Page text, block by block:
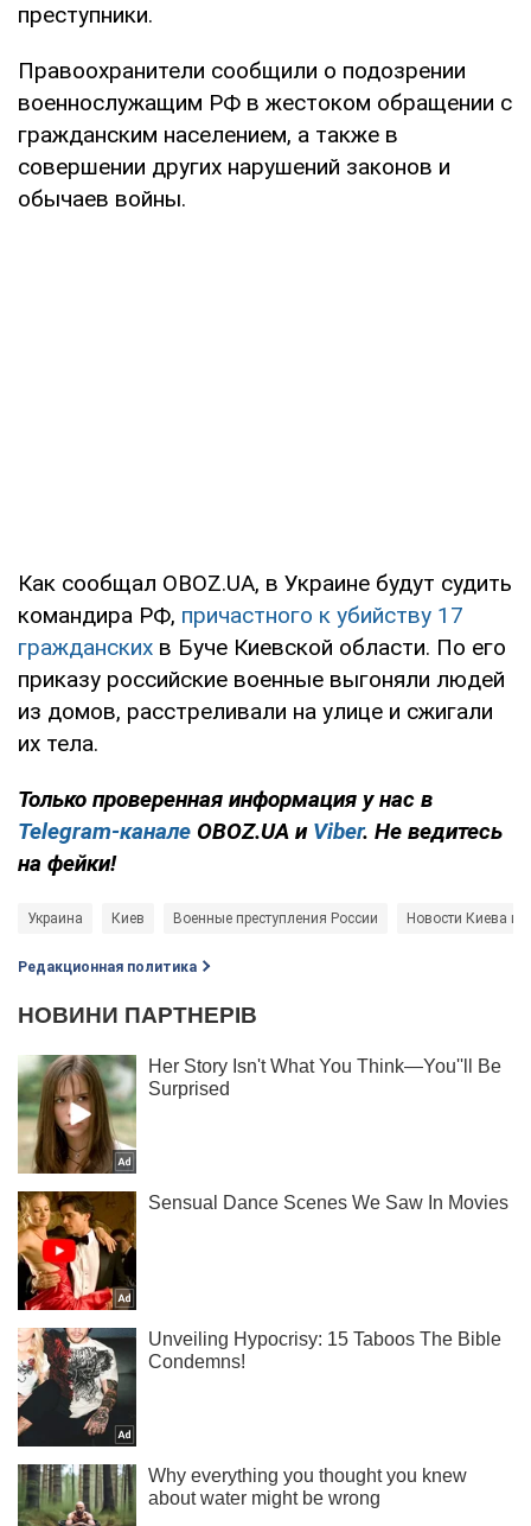
преступники.
Правоохранители сообщили о подозрении
военнослужащим РФ в жестоком обращении с
гражданским населением, а также в
совершении других нарушений законов и
обычаев войны.
Как сообщал OBOZ.UA, в Украине будут судить
командира РФ, причастного к убийству 17
гражданских в Буче Киевской области. По его
приказу российские военные выгоняли людей
из домов, расстреливали на улице и сжигали
их тела.
Только проверенная информация у нас в
Telegram-канале OBOZ.UA и Viber. Не ведитесь
на фейки!
Украина Киев Военные преступления России Новости Киева и
Редакционная политика